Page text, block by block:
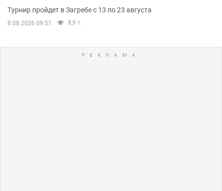
Турнир пройдет в Загребе с 13 по 23 августа
8.08.2026 09:51 8,9 т.